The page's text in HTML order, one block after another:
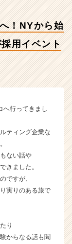
！NYから始
用イベント
へ行ってきまし
ティング企業な
ない話や
きました。
ですが、
実りのある旅で
り
からなる話も聞